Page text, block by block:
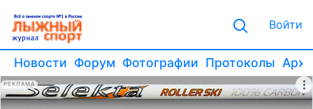
Войти
Новости Форум Фотографии Протоколы
РЕКЛАМА